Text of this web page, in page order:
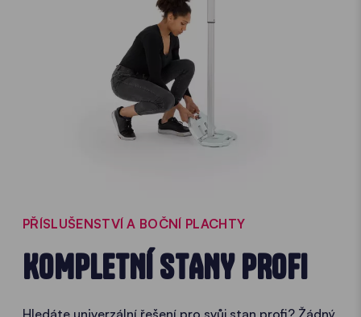
PŘÍSLUŠENSTVÍ A BOČNÍ PLACHTY
KOMPLETNÍ STANY PROFI